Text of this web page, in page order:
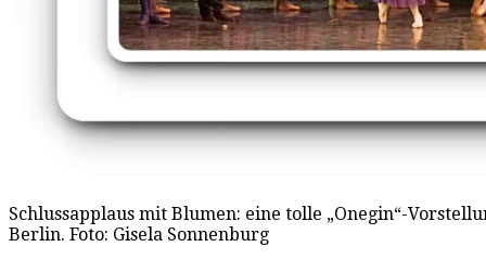
Schlussapplaus mit Blumen: eine tolle „Onegin“-
Berlin. Foto: Gisela Sonnenburg